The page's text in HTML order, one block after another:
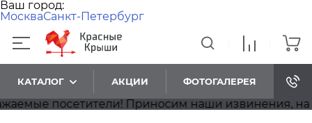
Ваш город:
МоскваСанкт-Петербург
КАТАЛОГ АКЦИИ ФОТОГАЛЕРЕЯ
посетители! Приносим наши извинения, на